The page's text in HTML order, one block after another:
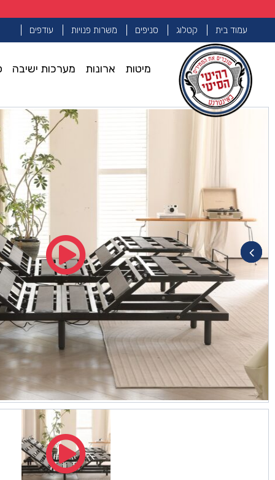
עמוד בית קטלוג סניפים משרות פנויות עודפים
מיטות ארונות מערכות ישיבה
עמוד הבית >> בסיס מיטה מתכווננת